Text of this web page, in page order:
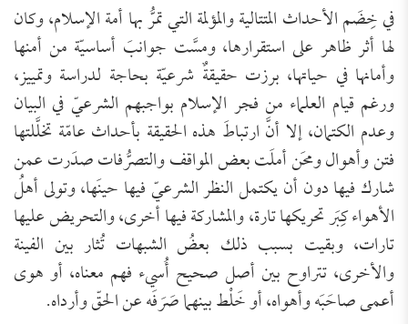
في خِضَم الأحداث المتتالية والمؤلمة التي تمرُّ بها أمة الإسلام، وكان
لها أثر ظاهر على استقرارها، ومسَّت جوانبَ أساسيّة من أمنها
وأمانها في حياتها، برزت حقيقةٌ شرعيّة بحاجة لدراسة وتمييز،
ورغم قيام العلماء من فجر الإسلام بواجبهم الشرعيّ في البيان
وعدم الكتمان، إلا أنَّ ارتباطَ هذه الحقيقة بأحداث عامّة تخلَّلتها
فتن وأهوال ومحَن أملَت بعض المواقف والتصرُّفات صدَرت عمن
شارك فيها دون أن يكتمل النظر الشرعيّ فيها حينَها، وتولى أهلُ
الأهواء كِبَر تحريكها تارة، والمشاركة فيها أخرى، والتحريض عليها
تارات، وبقيت بسبب ذلك بعضُ الشبهات تُثار بين الفينة
والأخرى، تتراوح بين أصل صحيح أُسيء فهم معناه، أو هوى
أعمى صاحَبَه وأهواه، أو خَلْط بينهما صَرَفَه عن الحقّ وأرداه.